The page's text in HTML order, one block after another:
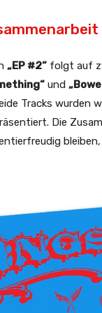
„EP #2“ folgt auf
und
Tracks wurden
Die